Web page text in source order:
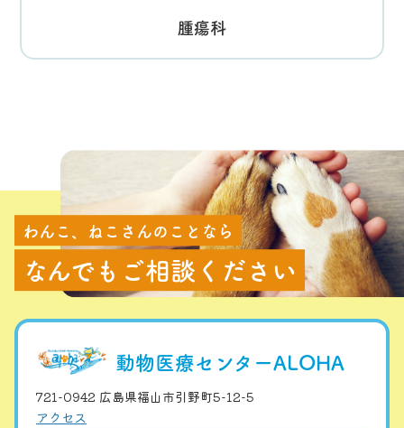
腫瘍科
わんこ、ねこさんのことなら
なんでもご相談ください
動物医療センターALOHA
721-0942 広島県福山市引野町5-12-5
アクセス